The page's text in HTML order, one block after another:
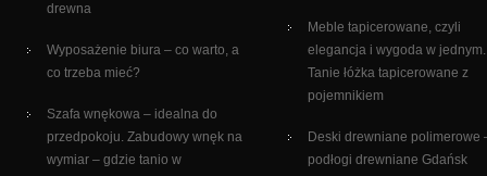
drewna
Wyposażenie biura – co warto, a
co trzeba mieć?
Szafa wnękowa – idealna do
przedpokoju. Zabudowy wnęk na
wymiar – gdzie tanio w
Meble tapicerowane, czyli
elegancja i wygoda w jednym.
Tanie łóżka tapicerowane z
pojemnikiem
Deski drewniane polimerowe
podłogi drewniane Gdańsk